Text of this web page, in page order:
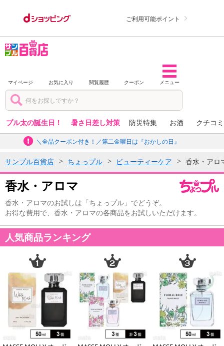
ご利用可能ポイント
マイページ お気に入り 閲覧履歴 クーポン メニュー
プル太の誕生日！ 暑さ日差し対策 防災特集 お酒 クチコ
＼全品クーポン付き！／第二金曜日は『おかしの日』
サンプル百貨店 ちょっプル ビューティーケア 香水・アロ
香水・アロマ
香水・アロマのお試しは「ちょっプル」でどうぞ。
お得な費用で、香水・アロマの各商品をお試しいただけます。
人気商品ランキング